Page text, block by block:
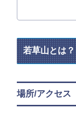
若草山とは？
場所/アクセス